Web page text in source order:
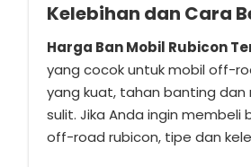
Kelebihan dan Cara
Harga Ban Mobil Rubicon
yang cocok untuk mobil off-
yang kuat, tahan banting
sulit. Jika Anda ingin
off-road rubicon, tipe dan